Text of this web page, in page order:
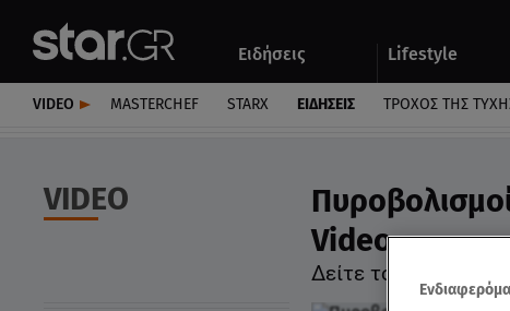
Ειδήσεις Lifestyle
Αυτοκίνητο
VIDEO MASTERCHEF STARX ΕΙΔΉΣΕΙΣ ΤΡΟΧΌΣ ΤΗΣ
VIDEO
Video
Δείτε το βίντεο-